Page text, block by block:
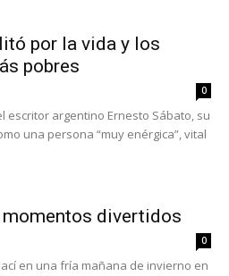
por la vida y los
pobres
0
escritor argentino Ernesto Sábato, su
una persona “muy enérgica”, vital
divertidos
0
en una fría mañana de invierno en